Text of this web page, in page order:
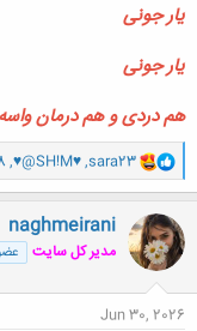
یار جونی
یار جونی
هم دردی و هم درمان
و
ا
ک
ن
ش
ه
:
sara23
,
♥@SH!M♥
,
naghmeirani
مدیر کل سایت
Jun 30, 2026